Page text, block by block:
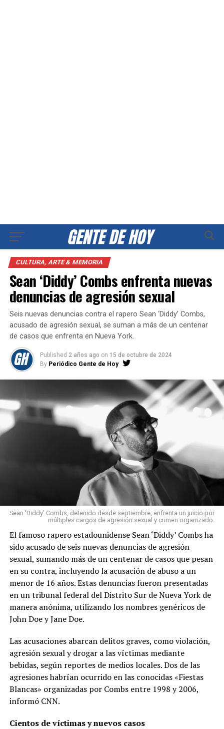
CULTURA, ARTE & MEMORIA
Sean ‘Diddy’ Combs enfrenta nuevas
denuncias de agresión sexual
Seis nuevas denuncias contra el rapero Sean ‘Diddy’ Combs,
acusado de agresión sexual, se suman a más de un centenar
de casos que enfrenta en Nueva York.
Published 2 años ago on 15 de octubre de 2024
By Periódico Gente de Hoy
Sean 'Diddy' Combs, detenido desde septiembre, enfrenta un juicio por
múltiples cargos de agresión sexual y crimen organizado.
El famoso rapero estadounidense Sean ‘Diddy’ Combs ha
sido acusado de seis nuevas denuncias de agresión
sexual, sumando más de un centenar de casos que pesan
en su contra, incluyendo la acusación de abuso a un
menor de 16 años. Estas denuncias fueron presentadas
en un tribunal federal del Distrito Sur de Nueva York de
manera anónima, utilizando los nombres genéricos de
John Doe y Jane Doe.
Las acusaciones abarcan delitos graves, como violación,
agresión sexual y drogar a las víctimas mediante
bebidas, según reportes de medios locales. Dos de las
agresiones habrían ocurrido en las conocidas «Fiestas
Blancas» organizadas por Combs entre 1998 y 2006,
informó CNN.
Cientos de víctimas y nuevos casos